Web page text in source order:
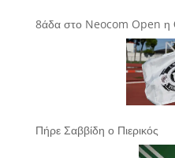
8άδα στο Neocom Open η
Πήρε Σαββίδη ο Πιερικός